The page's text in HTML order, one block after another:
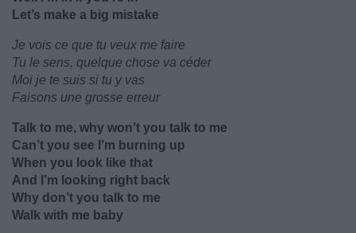
Let’s make a big mistake
Je vois ce que tu veux me faire
Tu le sens, quelque chose va céder
Moi je te suis si tu y vas
Faisons une grosse erreur
Talk to me, why won’t you talk to me
Can’t you see I’m burning up
When you look like that
And I’m looking right back
Why don’t you talk to me
Walk with me baby